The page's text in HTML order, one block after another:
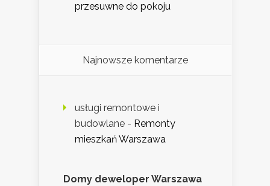
przesuwne do pokoju
Najnowsze komentarze
usługi remontowe i
budowlane - Remonty
mieszkań Warszawa
Domy deweloper Warszawa